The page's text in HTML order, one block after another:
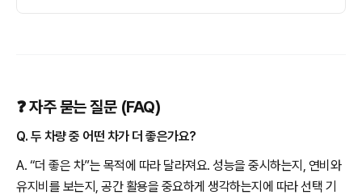
❓ 자주 묻는 질문 (FAQ)
Q. 두 차량 중 어떤 차가 더 좋은가요?
A. “더 좋은 차”는 목적에 따라 달라져요. 성능을 중시하는지, 연비와
유지비를 보는지, 공간 활용을 중요하게 생각하는지에 따라 선택 기